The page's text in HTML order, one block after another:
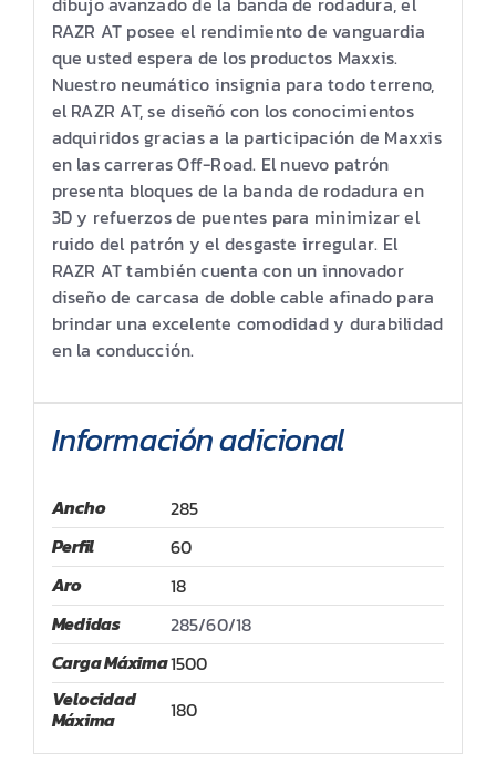
RAZR AT posee el rendimiento de vanguardia
que usted espera de los productos Maxxis.
Nuestro neumático insignia para todo terreno,
el RAZR AT, se diseñó con los conocimientos
adquiridos gracias a la participación de Maxxis
en las carreras Off-Road. El nuevo patrón
presenta bloques de la banda de rodadura en
3D y refuerzos de puentes para minimizar el
ruido del patrón y el desgaste irregular. El
RAZR AT también cuenta con un innovador
diseño de carcasa de doble cable afinado para
brindar una excelente comodidad y durabilidad
en la conducción.
Información adicional
Ancho
285
Perfil
60
Aro
18
Medidas
285/60/18
Carga Máxima1500
Velocidad
Máxima 180